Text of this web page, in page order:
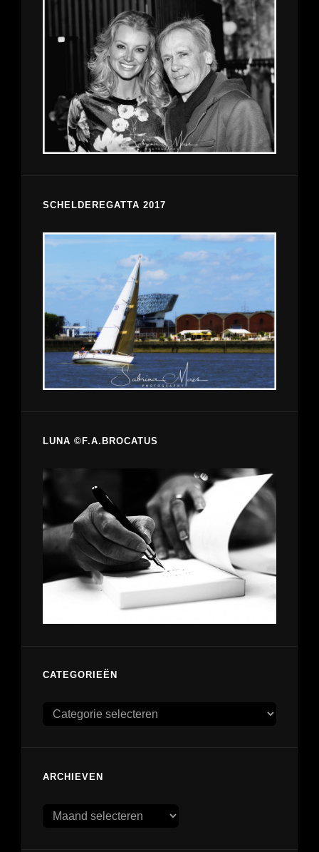
SCHELDEREGATTA 2017
LUNA ©F.A.BROCATUS
CATEGORIEËN
Categorieën
ARCHIEVEN
Archieven